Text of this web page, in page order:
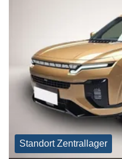
Standort Zentrallager